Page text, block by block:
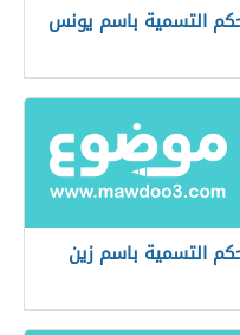
التسمية باسم يونس
التسمية باسم زين